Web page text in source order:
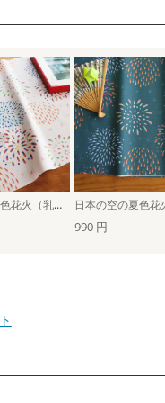
日本の空の夏色花火（乳白色）
990 円